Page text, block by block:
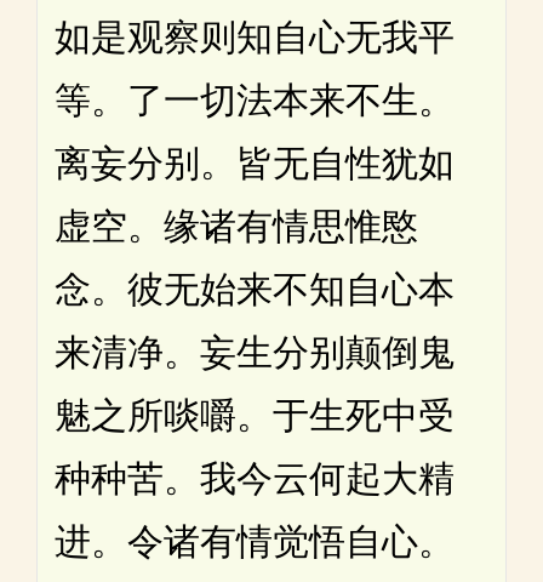
如是观察则知自心无我平
等。了一切法本来不生。
离妄分别。皆无自性犹如
虚空。缘诸有情思惟愍
念。彼无始来不知自心本
来清净。妄生分别颠倒鬼
魅之所啖嚼。于生死中受
种种苦。我今云何起大精
进。令诸有情觉悟自心。